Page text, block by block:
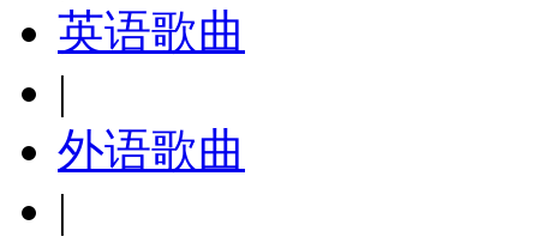
英语歌曲
|
外语歌曲
|